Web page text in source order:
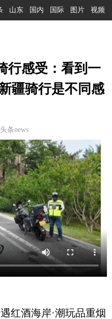
山东 国内 国际 图片 视频
行感受：看到一
疆骑行是不同感
条news
酒海岸·潮玩品重烟